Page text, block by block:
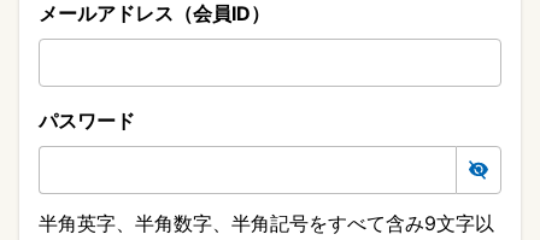
メールアドレス（会員ID）
パスワード
半角英字、半角数字、半角記号をすべて含み9文字以